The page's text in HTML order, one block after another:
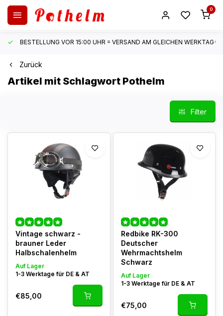
0
BESTELLUNG VOR 15:00 UHR = VERSAND AM GLEICHEN WERKTAG*
Zurück
Artikel mit Schlagwort Pothelm
Filter
Vintage schwarz -
brauner Leder
Halbschalenhelm
Auf Lager
1-3 Werktage für DE & AT
€85,00
Redbike RK-300
Deutscher
Wehrmachtshelm
Schwarz
Auf Lager
1-3 Werktage für DE & AT
€75,00